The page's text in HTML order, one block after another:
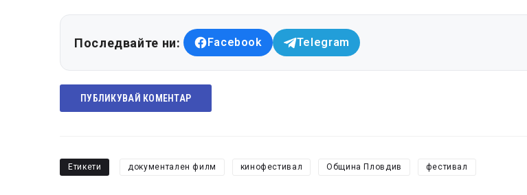
Последвайте ни: Facebook Telegram
ПУБЛИКУВАЙ КОМЕНТАР
Етикети документален филм кинофестивал Община Пловдив фестивал